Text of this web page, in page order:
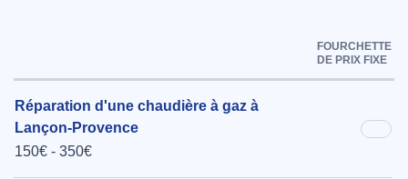
FOURCHETTE
DE PRIX FIXE
Réparation d'une chaudière à gaz à
Lançon-Provence
150€ - 350€